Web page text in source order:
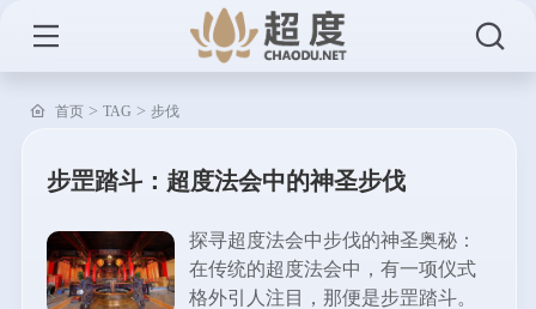
首页> TAG > 步伐
步罡踏斗：超度法会中的神圣步伐
探寻超度法会中步伐的神圣奥秘：
在传统的超度法会中，有一项仪式
格外引人注目，那便是步罡踏斗。